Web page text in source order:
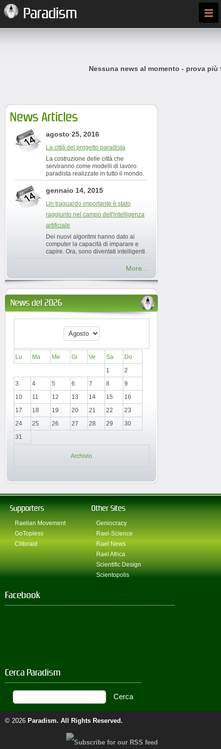
Paradism ≡
Nessuna news al momento - prova più
News Articles
agosto 25, 2016
La città del progetto paradista
La costruzione delle città che
serviranno come modelli di lavoro
paradista realizzate in tutto il mondo.
gennaio 14, 2015
Un traguardo importante è stato
raggiunto nel campo dell'intelligenza
artificiale
Dei nuovi algoritmi hanno dato ai
computer la capacità di imparare e
capire. Ora, sono diventati intelligenti.
More...
News del 2026
Lu Ma Me Gi Ve Sa
Do
1
2
3
4 5 6 7 8
9
10
11 12 13 14 15
16
17
18 19 20 21 22
23
24
25 26 27 28 29
30
31
Archivio
Supporters
Raelian Movement
GoTopless
Clitoraid
Other Sites
Geniocracy
Rael-Science
Rael News
Rael Africa
Scientific Design
Scientopolis
Facebook
Cerca Paradism
© 2026 Paradism. All Rights Reserved.